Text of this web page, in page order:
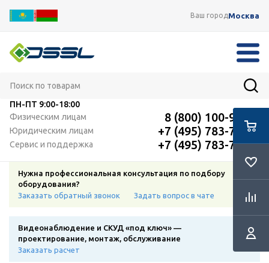
Ваш городМосква
ПН-ПТ 9:00-18:00
Физическим лицам
8 (800) 100-91-12
Юридическим лицам +7 (495) 783-72-87
Сервис и поддержка +7 (495) 783-72-87
Нужна профессиональная консультация по подбору
оборудования?
Заказать обратный звонок
Задать вопрос в чате
Видеонаблюдение и СКУД «под ключ» —
проектирование, монтаж, обслуживание
Заказать расчет